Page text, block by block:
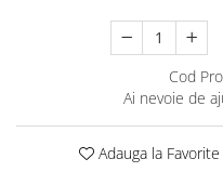
Cod
Ai nevoie de
Adauga la Favorite